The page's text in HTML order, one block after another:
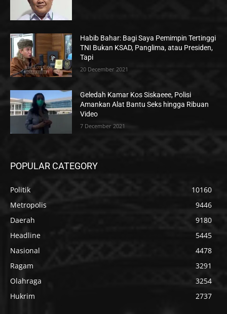
Habib Bahar: Bagi Saya Pemimpin Tertinggi
TNI Bukan KSAD, Panglima, atau Presiden,
Tapi
20 December 2021
Geledah Kamar Kos Siskaeee, Polisi
Amankan Alat Bantu Seks hingga Ribuan
Video
7 December 2021
POPULAR CATEGORY
Politik
10160
Metropolis
9446
Daerah
9180
Headline
5445
Nasional
4478
Ragam
3291
Olahraga
3254
Hukrim
2737